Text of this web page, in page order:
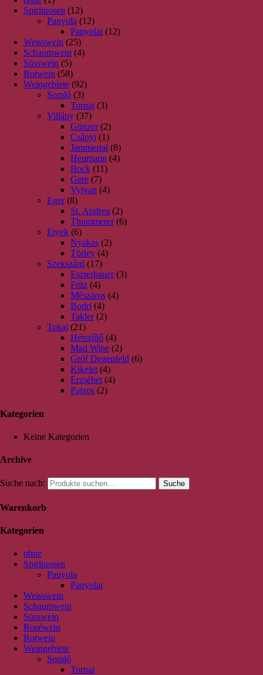
Spirituosen (12)
Panyola (12)
Panyolai (12)
Weisswein (25)
Schaumwein (4)
Süsswein (5)
Rotwein (58)
Weingebiete (92)
Somló (3)
Tornai (3)
Villány (37)
Günzer (2)
Csányi (1)
Jammertal (8)
Heumann (4)
Bock (11)
Gere (7)
Vylyan (4)
Eger (8)
St. Andrea (2)
Thummerer (6)
Etyek (6)
Nyakas (2)
Törley (4)
Szekszárd (17)
Eszterbauer (3)
Fritz (4)
Mészáros (4)
Bodri (4)
Takler (2)
Tokaj (21)
Hétszőlő (4)
Mad Wine (2)
Gróf Degenfeld (6)
Kikelet (4)
Erzsébet (4)
Pajzos (2)
Kategorien
Keine Kategorien
Archive
Suche nach: Suche
Warenkorb
Kategorien
ohne
Spirituosen
Panyola
Panyolai
Weisswein
Schaumwein
Süsswein
Roséwein
Rotwein
Weingebiete
Somló
Tornai